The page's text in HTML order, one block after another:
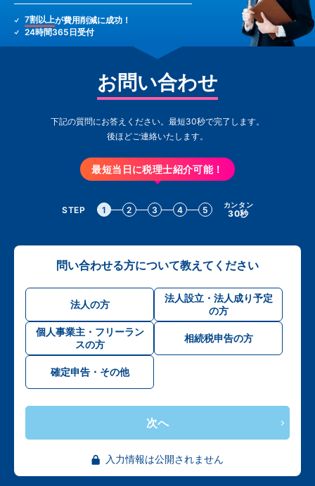
7割以上が費用削減に成功！
24時間365日受付
お問い合わせ
下記の質問にお答えください。最短30秒で完了します。
後ほどご連絡いたします。
最短当日に税理士紹介可能！
STEP 1 2 3 4 5 カンタン
30秒
問い合わせる方について教えてください
法人の方
法人設立・法人成り予定
の方
個人事業主・フリーラン
スの方
相続税申告の方
確定申告・その他
次へ
入力情報は公開されません